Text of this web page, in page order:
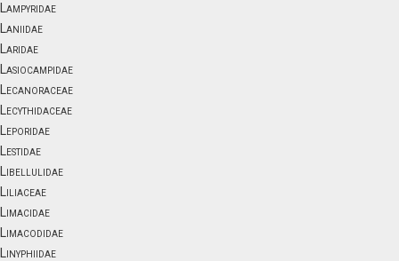
Lampyridae
Laniidae
Laridae
Lasiocampidae
Lecanoraceae
Lecythidaceae
Leporidae
Lestidae
Libellulidae
Liliaceae
Limacidae
Limacodidae
Linyphiidae